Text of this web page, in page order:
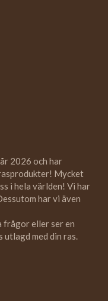
2026 och har
Mycket
i hela världen! Vi har
har vi även
frågor eller ser en
utlagd med din ras.